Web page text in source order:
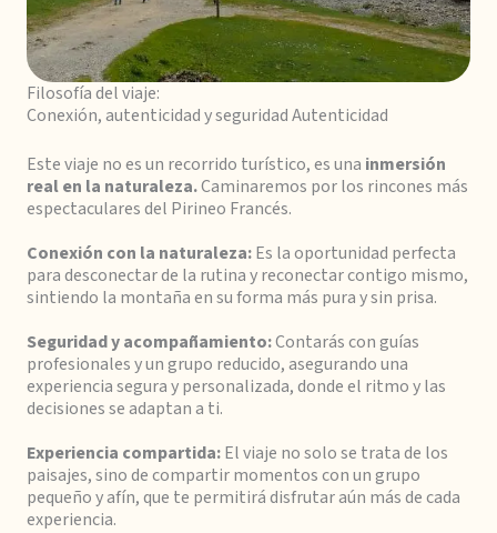
Filosofía del viaje:
Conexión, autenticidad y seguridad Autenticidad
Este viaje no es un recorrido turístico, es una inmersión
real en la naturaleza.Caminaremos por los rincones más
espectaculares del Pirineo Francés.
Conexión con la naturaleza:Es la oportunidad perfecta
para desconectar de la rutina y reconectar contigo mismo,
sintiendo la montaña en su forma más pura y sin prisa.
Seguridad y acompañamiento:Contarás con guías
profesionales y un grupo reducido, asegurando una
experiencia segura y personalizada, donde el ritmo y las
decisiones se adaptan a ti.
Experiencia compartida:El viaje no solo se trata de los
paisajes, sino de compartir momentos con un grupo
pequeño y afín, que te permitirá disfrutar aún más de cada
experiencia.